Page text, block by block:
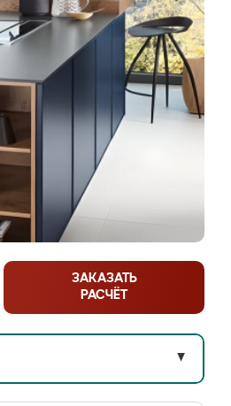
ЗАКАЗАТЬ
РАСЧЁТ
▼